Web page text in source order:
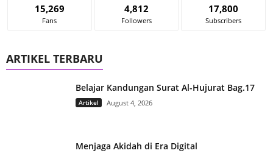
15,269
Fans
4,812
Followers
17,800
Subscribers
ARTIKEL TERBARU
Belajar Kandungan Surat Al-Hujurat Bag.17
Artikel August 4, 2026
Menjaga Akidah di Era Digital